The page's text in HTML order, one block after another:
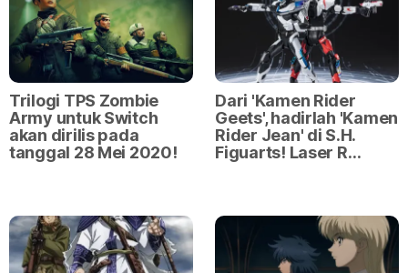
Trilogi TPS Zombie
Army untuk Switch
akan dirilis pada
tanggal 28 Mei 2020!
Dari 'Kamen Rider
Geets', hadirlah 'Kamen
Rider Jean' di S.H.
Figuarts! Laser R…